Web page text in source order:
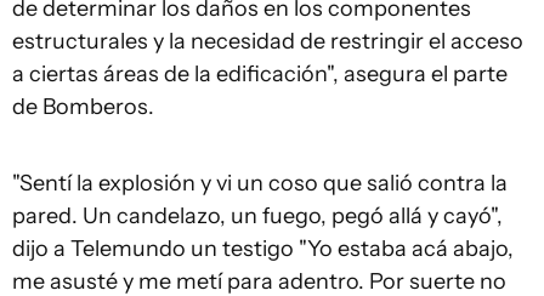
de determinar los daños en los componentes
estructurales y la necesidad de restringir el acceso
a ciertas áreas de la edificación", asegura el parte
de Bomberos.
"Sentí la explosión y vi un coso que salió contra la
pared. Un candelazo, un fuego, pegó allá y cayó",
dijo a Telemundo un testigo "Yo estaba acá abajo,
me asusté y me metí para adentro. Por suerte no